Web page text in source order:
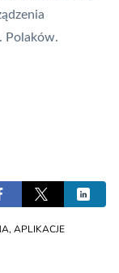
Polaków.
, APLIKACJE